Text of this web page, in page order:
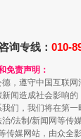
询专线： 010-
免责声明：
，遵守中国互联
闻造成社会影响
们，我们将在第
/法制/新闻网等传
传媒网站，由众